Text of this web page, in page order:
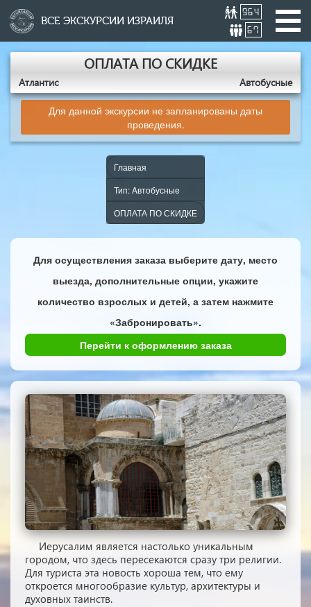
ВСЕ ЭКСКУРСИИ ИЗРАИЛЯ
964
67
ОПЛАТА ПО СКИДКЕ
Атлантис Aвтобусные
Для данной экскурсии не запланированы даты
проведения.
Главная
Тип: Aвтобусные
ОПЛАТА ПО СКИДКЕ
Для осуществления заказа выберите дату, место
выезда, дополнительные опции, укажите
количество взрослых и детей, а затем нажмите
«Забронировать».
Перейти к оформлению заказа
Иерусалим является настолько уникальным
городом, что здесь пересекаются сразу три религии.
Для туриста эта новость хороша тем, что ему
откроется многообразие культур, архитектуры и
духовных таинств.